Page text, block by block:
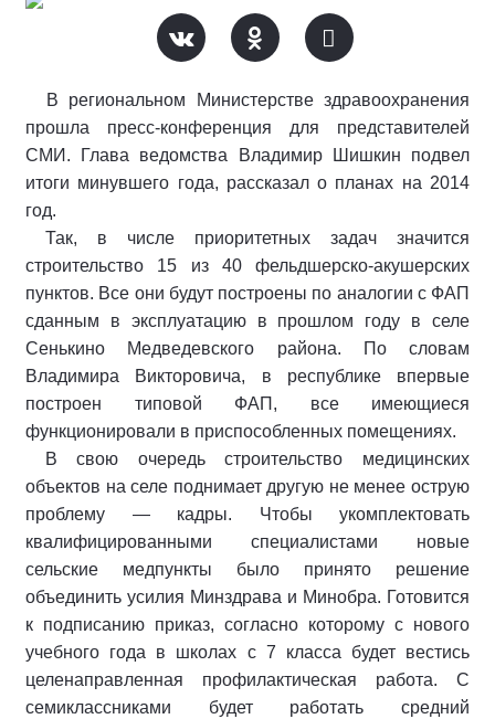
В региональном Министерстве здравоохранения
прошла пресс-конференция для представителей
СМИ. Глава ведомства Владимир Шишкин подвел
итоги минувшего года, рассказал о планах на 2014
год.
Так, в числе приоритетных задач значится
строительство 15 из 40 фельдшерско-акушерских
пунктов. Все они будут построены по аналогии с ФАП
сданным в эксплуатацию в прошлом году в селе
Сенькино Медведевского района. По словам
Владимира Викторовича, в республике впервые
построен типовой ФАП, все имеющиеся
функционировали в приспособленных помещениях.
В свою очередь строительство медицинских
объектов на селе поднимает другую не менее острую
проблему — кадры. Чтобы укомплектовать
квалифицированными специалистами новые
сельские медпункты было принято решение
объединить усилия Минздрава и Минобра. Готовится
к подписанию приказ, согласно которому с нового
учебного года в школах с 7 класса будет вестись
целенаправленная профилактическая работа. С
семиклассниками будет работать средний